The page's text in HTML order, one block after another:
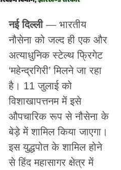
नई दिल्ली— भारतीय
नौसेना को जल्द ही एक और
अत्याधुनिक स्टेल्थ फ्रिगेट
‘महेन्द्रगिरी’ मिलने जा रहा
है। 11 जुलाई को
विशाखापत्तनम में इसे
औपचारिक रूप से नौसेना के
बेड़े में शामिल किया जाएगा।
इस युद्धपोत के शामिल होने
से हिंद महासागर क्षेत्र में